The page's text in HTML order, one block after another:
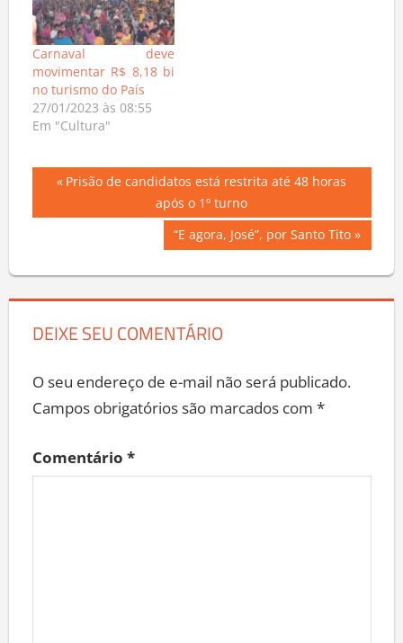
Carnaval deve
movimentar R$ 8,18 bi
no turismo do País
27/01/2023 às 08:55
Em "Cultura"
Navegação
de
Previous
Prisão de candidatos está restrita até 48 horas
após o 1º turno
Next
Post:
“E agora, José”, por Santo Tito
DEIXE SEU COMENTÁRIO
O seu endereço de e-mail não será publicado.
Campos obrigatórios são marcados com *
Comentário *